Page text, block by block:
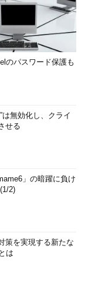
のパスワード保護も
は無効化し、クライ
せる
」の暗躍に負け
2)
策を実現する新たな
は